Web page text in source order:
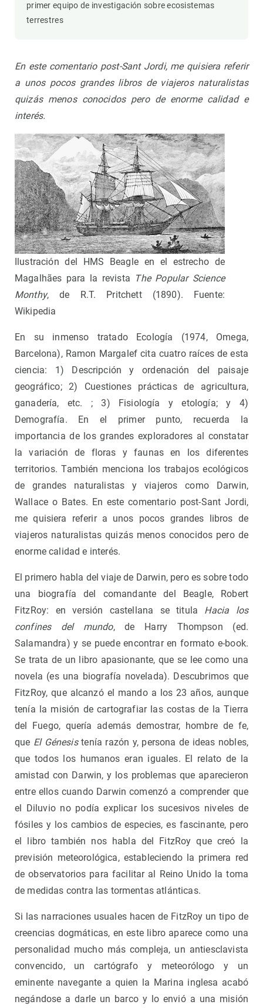
primer equipo de investigación sobre ecosistemas
terrestres
En este comentario post-Sant Jordi, me quisiera referir
a unos pocos grandes libros de viajeros naturalistas
quizás menos conocidos pero de enorme calidad e
interés.
Ilustración del HMS Beagle en el estrecho de
Magalhães para la revista The Popular Science
Monthy, de R.T. Pritchett (1890). Fuente:
Wikipedia
En su inmenso tratado Ecología (1974, Omega,
Barcelona), Ramon Margalef cita cuatro raíces de esta
ciencia: 1) Descripción y ordenación del paisaje
geográfico; 2) Cuestiones prácticas de agricultura,
ganadería, etc. ; 3) Fisiología y etología; y 4)
Demografía. En el primer punto, recuerda la
importancia de los grandes exploradores al constatar
la variación de floras y faunas en los diferentes
territorios. También menciona los trabajos ecológicos
de grandes naturalistas y viajeros como Darwin,
Wallace o Bates. En este comentario post-Sant Jordi,
me quisiera referir a unos pocos grandes libros de
viajeros naturalistas quizás menos conocidos pero de
enorme calidad e interés.
El primero habla del viaje de Darwin, pero es sobre todo
una biografía del comandante del Beagle, Robert
FitzRoy: en versión castellana se titula Hacia los
confines del mundo, de Harry Thompson (ed.
Salamandra) y se puede encontrar en formato e-book.
Se trata de un libro apasionante, que se lee como una
novela (es una biografía novelada). Descubrimos que
FitzRoy, que alcanzó el mando a los 23 años, aunque
tenía la misión de cartografiar las costas de la Tierra
del Fuego, quería además demostrar, hombre de fe,
que El Génesistenía razón y, persona de ideas nobles,
que todos los humanos eran iguales. El relato de la
amistad con Darwin, y los problemas que aparecieron
entre ellos cuando Darwin comenzó a comprender que
el Diluvio no podía explicar los sucesivos niveles de
fósiles y los cambios de especies, es fascinante, pero
el libro también nos habla del FitzRoy que creó la
previsión meteorológica, estableciendo la primera red
de observatorios para facilitar al Reino Unido la toma
de medidas contra las tormentas atlánticas.
Si las narraciones usuales hacen de FitzRoy un tipo de
creencias dogmáticas, en este libro aparece como una
personalidad mucho más compleja, un antiesclavista
convencido, un cartógrafo y meteorólogo y un
eminente navegante a quien la Marina inglesa acabó
negándose a darle un barco y lo envió a una misión